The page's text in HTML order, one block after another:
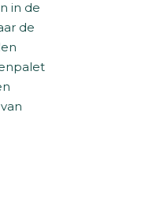
in de
de